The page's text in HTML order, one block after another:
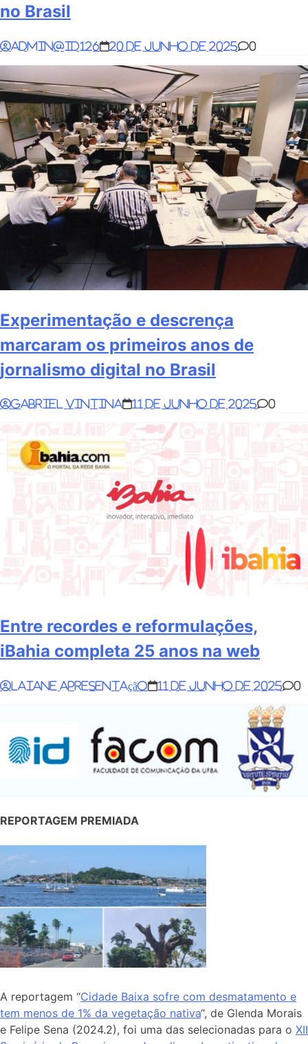
no Brasil
admin@id126 20 de junho de 2025 0
Experimentação e descrença
marcaram os primeiros anos de
jornalismo digital no Brasil
Gabriel Vintina 11 de junho de 2025 0
Entre recordes e reformulações,
iBahia completa 25 anos na web
Laiane Apresentação 11 de junho de 2025 0
REPORTAGEM PREMIADA
A reportagem “Cidade Baixa sofre com desmatamento e
tem menos de 1% da vegetação nativa“, de Glenda Morais
e Felipe Sena (2024.2), foi uma das selecionadas para o XII